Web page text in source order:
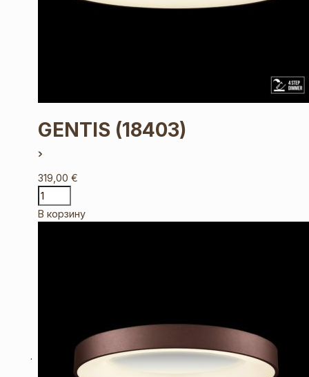
GENTIS (18403)
319,00€
В корзину